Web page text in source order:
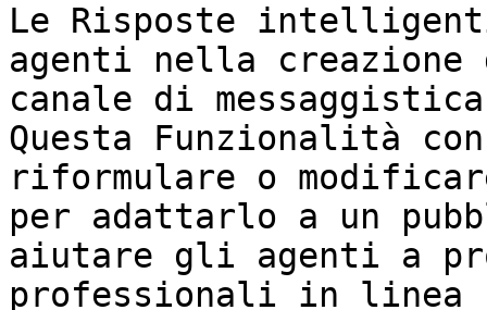
Le Risposte
agenti nella
canale di
Questa Funzionalità
riformulare o
per adattarlo a un
aiutare gli agenti a
professionali in linea